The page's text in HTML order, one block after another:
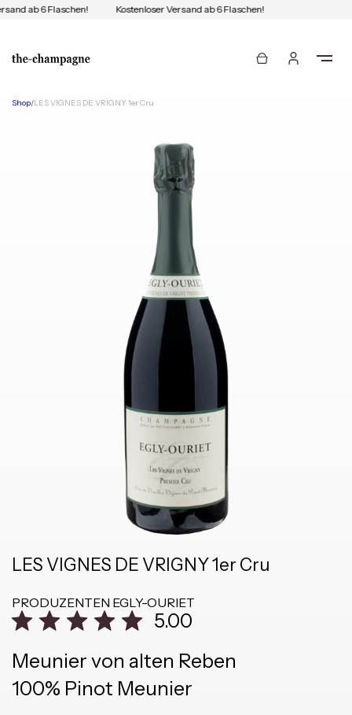
ab 6 Flaschen! Kostenloser Versand ab 6 Flaschen!
Shop/LES VIGNES DE VRIGNY 1er Cru
LES VIGNES DE VRIGNY 1er Cru
PRODUZENTEN EGLY-OURIET
5.00
Meunier von alten Reben
100% Pinot Meunier